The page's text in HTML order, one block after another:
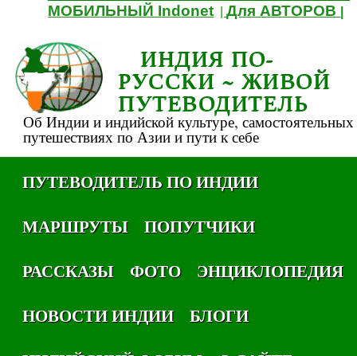
МОБИЛЬНЫЙ Indonet |Для АВТОРОВ
ИНДИЯ ПО-
РУССКИ ~ ЖИВОЙ
ПУТЕВОДИТЕЛЬ
Об Индии и индийской культуре, самостоятельных
путешествиях по Азии и пути к себе
ПУТЕВОДИТЕЛЬ ПО ИНДИИ
МАРШРУТЫ
ПОПУТЧИКИ
РАССКАЗЫ
ФОТО
ЭНЦИКЛОПЕДИЯ
НОВОСТИ ИНДИИ
БЛОГИ